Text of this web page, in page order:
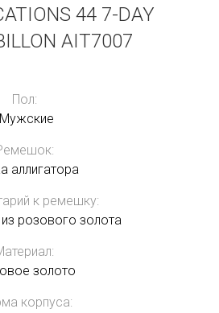
44 7-DAY
AIT7007
Пол:
Мужские
аллигатора
к ремешку:
розового золота
золото
корпуса: